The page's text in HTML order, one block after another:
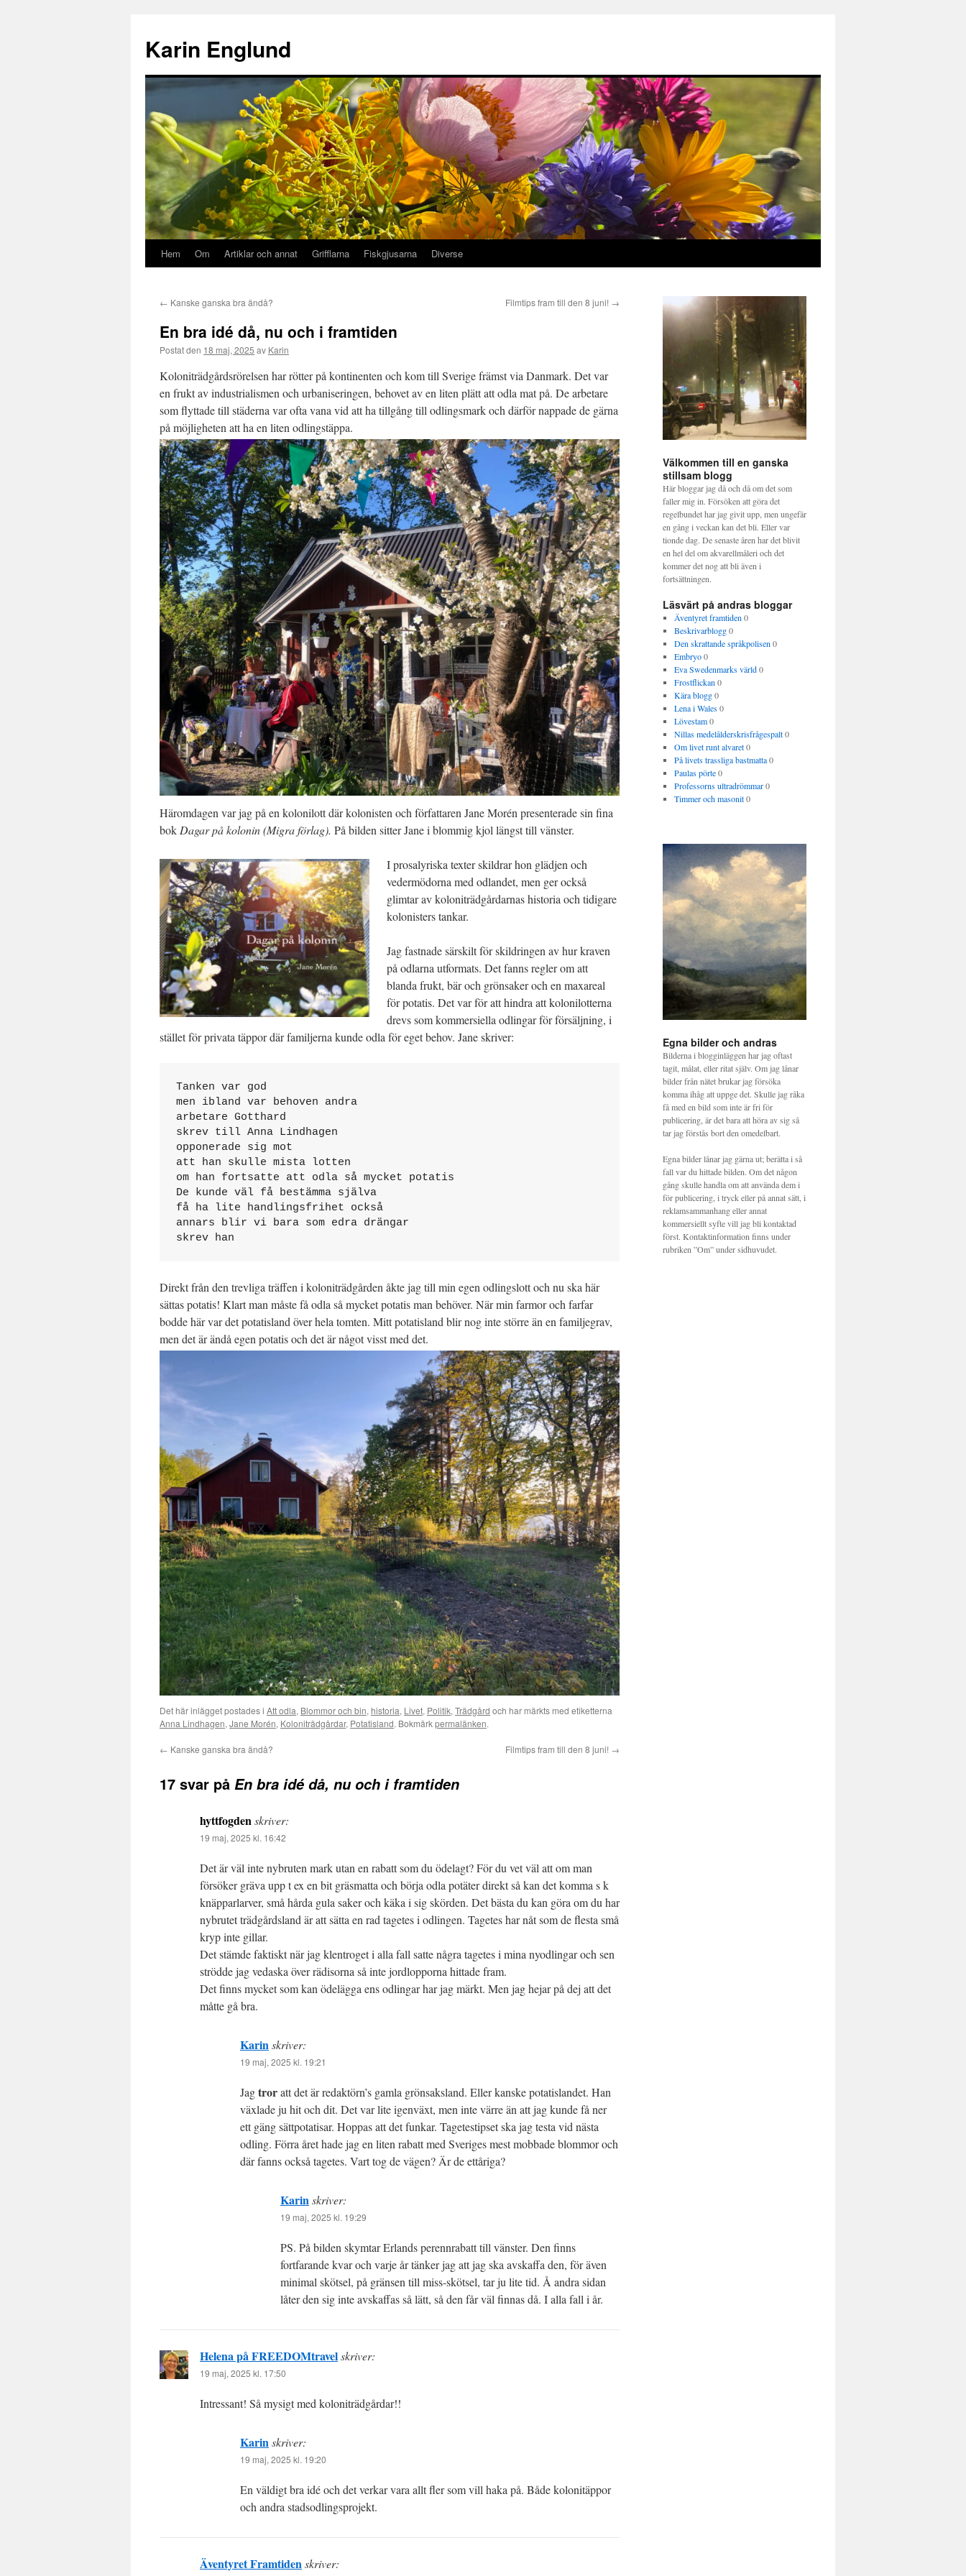
innehåll
Karin Englund
Hem Om Artiklar och annat Grifflarna Fiskgjusarna Diverse
← Kanske ganska bra ändå? Filmtips fram till den 8 juni! →
En bra idé då, nu och i framtiden
Postat den 18 maj, 2025 av Karin
Koloniträdgårdsrörelsen har rötter på kontinenten och kom till Sverige främst via Danmark. Det var
en frukt av industrialismen och urbaniseringen, behovet av en liten plätt att odla mat på. De arbetare
som flyttade till städerna var ofta vana vid att ha tillgång till odlingsmark och därför nappade de gärna
på möjligheten att ha en liten odlingstäppa.
Häromdagen var jag på en kolonilott där kolonisten och författaren Jane Morén presenterade sin fina
bok Dagar på kolonin (Migra förlag). På bilden sitter Jane i blommig kjol längst till vänster.
I prosalyriska texter skildrar hon glädjen och
vedermödorna med odlandet, men ger också
glimtar av koloniträdgårdarnas historia och tidigare
kolonisters tankar.
Jag fastnade särskilt för skildringen av hur kraven
på odlarna utformats. Det fanns regler om att
blanda frukt, bär och grönsaker och en maxareal
för potatis. Det var för att hindra att kolonilotterna
drevs som kommersiella odlingar för försäljning, i
stället för privata täppor där familjerna kunde odla för eget behov. Jane skriver:
Tanken var god
men ibland var behoven andra
arbetare Gotthard
skrev till Anna Lindhagen
opponerade sig mot
att han skulle mista lotten
om han fortsatte att odla så mycket potatis
De kunde väl få bestämma själva
få ha lite handlingsfrihet också
annars blir vi bara som edra drängar
skrev han
Direkt från den trevliga träffen i koloniträdgården åkte jag till min egen odlingslott och nu ska här
sättas potatis! Klart man måste få odla så mycket potatis man behöver. När min farmor och farfar
bodde här var det potatisland över hela tomten. Mitt potatisland blir nog inte större än en familjegrav,
men det är ändå egen potatis och det är något visst med det.
Det här inlägget postades i Att odla, Blommor och bin, historia, Livet, Politik, Trädgård och har märkts med etiketterna
Anna Lindhagen, Jane Morén, Koloniträdgårdar, Potatisland. Bokmärkpermalänken.
← Kanske ganska bra ändå? Filmtips fram till den 8 juni! →
17 svar på En bra idé då, nu och i framtiden
hyttfogdenskriver:
19 maj, 2025 kl. 16:42
Det är väl inte nybruten mark utan en rabatt som du ödelagt? För du vet väl att om man
försöker gräva upp t ex en bit gräsmatta och börja odla potäter direkt så kan det komma s k
knäpparlarver, små hårda gula saker och käka i sig skörden. Det bästa du kan göra om du har
nybrutet trädgårdsland är att sätta en rad tagetes i odlingen. Tagetes har nåt som de flesta små
kryp inte gillar.
Det stämde faktiskt när jag klentroget i alla fall satte några tagetes i mina nyodlingar och sen
strödde jag vedaska över rädisorna så inte jordlopporna hittade fram.
Det finns mycket som kan ödelägga ens odlingar har jag märkt. Men jag hejar på dej att det
måtte gå bra.
Karinskriver:
19 maj, 2025 kl. 19:21
Jagtroratt det är redaktörn’s gamla grönsaksland. Eller kanske potatislandet. Han
växlade ju hit och dit. Det var lite igenväxt, men inte värre än att jag kunde få ner
ett gäng sättpotatisar. Hoppas att det funkar. Tagetestipset ska jag testa vid nästa
odling. Förra året hade jag en liten rabatt med Sveriges mest mobbade blommor och
där fanns också tagetes. Vart tog de vägen? Är de ettåriga?
Karinskriver:
19 maj, 2025 kl. 19:29
PS. På bilden skymtar Erlands perennrabatt till vänster. Den finns
fortfarande kvar och varje år tänker jag att jag ska avskaffa den, för även
minimal skötsel, på gränsen till miss-skötsel, tar ju lite tid. Å andra sidan
låter den sig inte avskaffas så lätt, så den får väl finnas då. I alla fall i år.
Helena på FREEDOMtravelskriver:
19 maj, 2025 kl. 17:50
Intressant! Så mysigt med koloniträdgårdar!!
Karinskriver:
19 maj, 2025 kl. 19:20
En väldigt bra idé och det verkar vara allt fler som vill haka på. Både kolonitäppor
och andra stadsodlingsprojekt.
Äventyret Framtidenskriver:
Välkommen till en ganska
stillsam blogg
Här bloggar jag då och då om det som
faller mig in. Försöken att göra det
regelbundet har jag givit upp, men ungefär
en gång i veckan kan det bli. Eller var
tionde dag. De senaste åren har det blivit
en hel del om akvarellmåleri och det
kommer det nog att bli även i
fortsättningen.
Läsvärt på andras bloggar
Äventyret framtiden 0
Beskrivarblogg0
Den skrattande språkpolisen 0
Embryo0
Eva Swedenmarks värld0
Frostflickan 0
Kära blogg0
Lena i Wales0
Lövestam0
Nillas medelålderskrisfrågespalt0
Om livet runt alvaret0
På livets trassliga bastmatta0
Paulas pörte0
Professorns ultradrömmar0
Timmer och masonit0
Egna bilder och andras
Bilderna i blogginläggen har jag oftast
tagit, målat, eller ritat själv. Om jag lånar
bilder från nätet brukar jag försöka
komma ihåg att uppge det. Skulle jag råka
få med en bild som inte är fri för
publicering, är det bara att höra av sig så
tar jag förstås bort den omedelbart.
Egna bilder lånar jag gärna ut; berätta i så
fall var du hittade bilden. Om det någon
gång skulle handla om att använda dem i
för publicering, i tryck eller på annat sätt, i
reklamsammanhang eller annat
kommersiellt syfte vill jag bli kontaktad
först. Kontaktinformation finns under
rubriken ”Om” under sidhuvudet.